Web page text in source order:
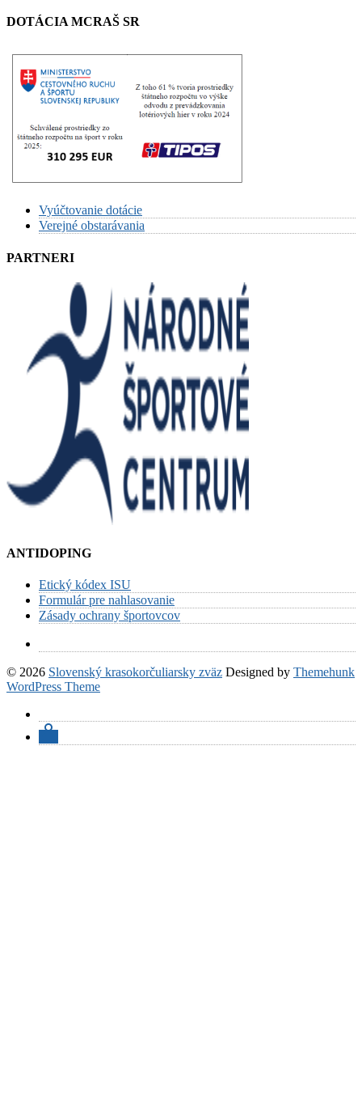
DOTÁCIA MCRAŠ SR
Vyúčtovanie dotácie
Verejné obstarávania
PARTNERI
ANTIDOPING
Etický kódex ISU
Formulár pre nahlasovanie
Zásady ochrany športovcov
© 2026 Slovenský krasokorčuliarsky zväz Designed by Themehunk
WordPress Theme